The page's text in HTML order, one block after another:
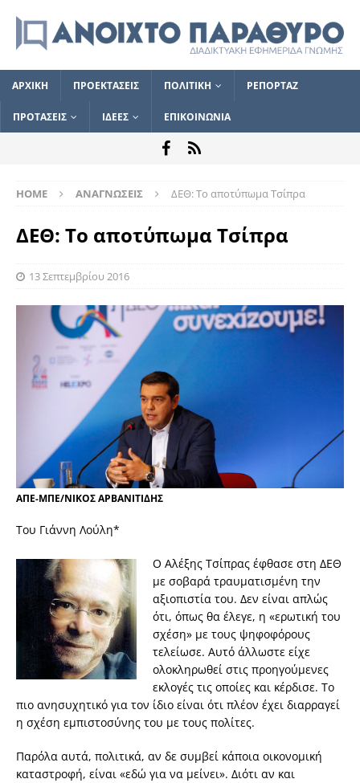
ΑΡΧΙΚΗ ΠΡΟΕΚΤΑΣΕΙΣ ΠΟΛΙΤΙΚΗ ΡΕΠΟΡΤΑΖ
ΠΡΟΤΑΣΕΙΣ ΙΔΕΕΣ ΕΠΙΚΟΙΝΩΝΙΑ
HOME ΑΝΑΓΝΩΣΕΙΣ ΔΕΘ: Το αποτύπωμα Τσίπρα
ΔΕΘ: Το αποτύπωμα Τσίπρα
13 Σεπτεμβρίου 2016
ΑΠΕ-ΜΠΕ/ΝΙΚΟΣ ΑΡΒΑΝΙΤΙΔΗΣ
Του Γιάννη Λούλη*
Ο Αλέξης Τσίπρας έφθασε στη ΔΕΘ
με σοβαρά τραυματισμένη την
αξιοπιστία του. Δεν είναι απλώς
ότι, όπως θα έλεγε, η «ερωτική του
σχέση» με τους ψηφοφόρους
τελείωσε. Αυτό άλλωστε είχε
ολοκληρωθεί στις προηγούμενες
εκλογές τις οποίες και κέρδισε. Το
πιο ανησυχητικό για τον ίδιο είναι ότι πλέον έχει διαρραγεί
η σχέση εμπιστοσύνης του με τους πολίτες.
Παρόλα αυτά, πολιτικά, αν δε συμβεί κάποια οικονομική
καταστροφή, είναι «εδώ για να μείνει». Διότι αν και